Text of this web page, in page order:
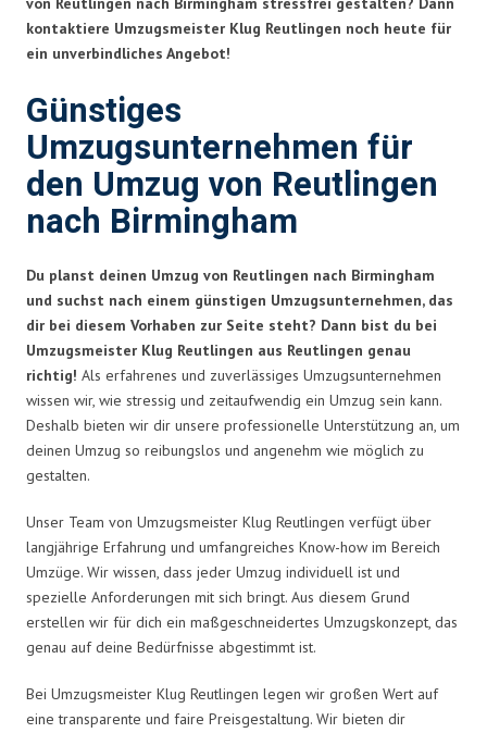
kontaktiere Umzugsmeister Klug Reutlingen noch heute für
ein unverbindliches Angebot!
Günstiges
Umzugsunternehmen für
den Umzug von Reutlingen
nach Birmingham
Du planst deinen Umzug von Reutlingen nach Birmingham
und suchst nach einem günstigen Umzugsunternehmen, das
dir bei diesem Vorhaben zur Seite steht? Dann bist du bei
Umzugsmeister Klug Reutlingen aus Reutlingen genau
richtig! Als erfahrenes und zuverlässiges Umzugsunternehmen
wissen wir, wie stressig und zeitaufwendig ein Umzug sein kann.
Deshalb bieten wir dir unsere professionelle Unterstützung an, um
deinen Umzug so reibungslos und angenehm wie möglich zu
gestalten.
Unser Team von Umzugsmeister Klug Reutlingen verfügt über
langjährige Erfahrung und umfangreiches Know-how im Bereich
Umzüge. Wir wissen, dass jeder Umzug individuell ist und
spezielle Anforderungen mit sich bringt. Aus diesem Grund
erstellen wir für dich ein maßgeschneidertes Umzugskonzept, das
genau auf deine Bedürfnisse abgestimmt ist.
Bei Umzugsmeister Klug Reutlingen legen wir großen Wert auf
eine transparente und faire Preisgestaltung. Wir bieten dir